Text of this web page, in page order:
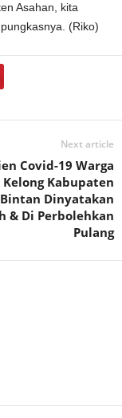
Asahan, kita
(Riko)
Next article
Covid-19 Warga
Kelong Kabupaten
Bintan Dinyatakan
& Di Perbolehkan
Pulang